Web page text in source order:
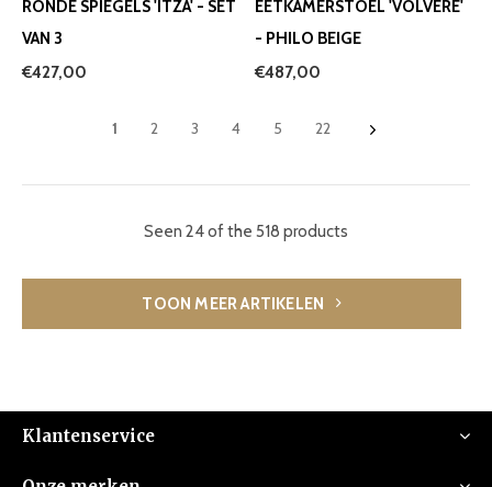
RONDE SPIEGELS 'ITZA' - SET
VAN 3
€427,00
EETKAMERSTOEL 'VOLVERE'
- PHILO BEIGE
€487,00
1 2 3 4 5 22
Seen 24 of the 518 products
TOON MEER ARTIKELEN
Klantenservice